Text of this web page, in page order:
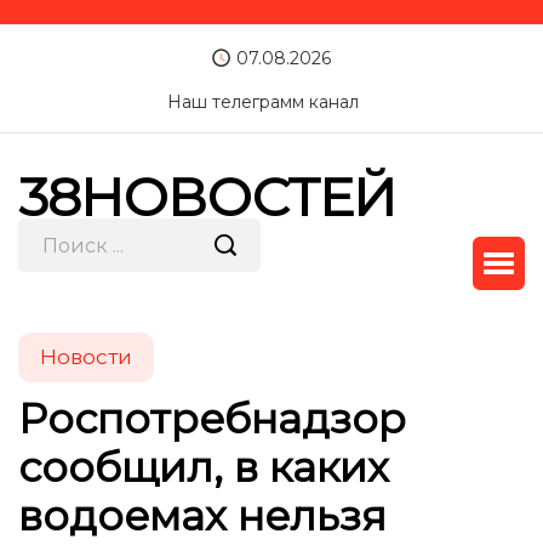
07.08.2026
Наш телеграмм канал
38НОВОСТЕЙ
Новости
Роспотребнадзор
сообщил, в каких
водоемах нельзя